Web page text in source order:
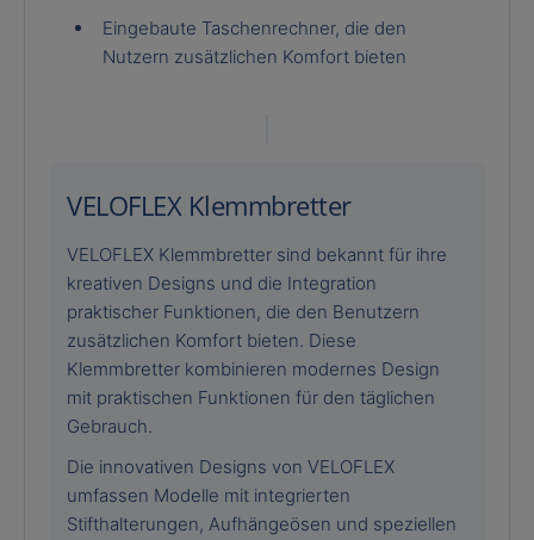
Eingebaute Taschenrechner, die den
Nutzern zusätzlichen Komfort bieten
VELOFLEX Klemmbretter
VELOFLEX Klemmbretter sind bekannt für ihre
kreativen Designs und die Integration
praktischer Funktionen, die den Benutzern
zusätzlichen Komfort bieten. Diese
Klemmbretter kombinieren modernes Design
mit praktischen Funktionen für den täglichen
Gebrauch.
Die innovativen Designs von VELOFLEX
umfassen Modelle mit integrierten
Stifthalterungen, Aufhängeösen und speziellen